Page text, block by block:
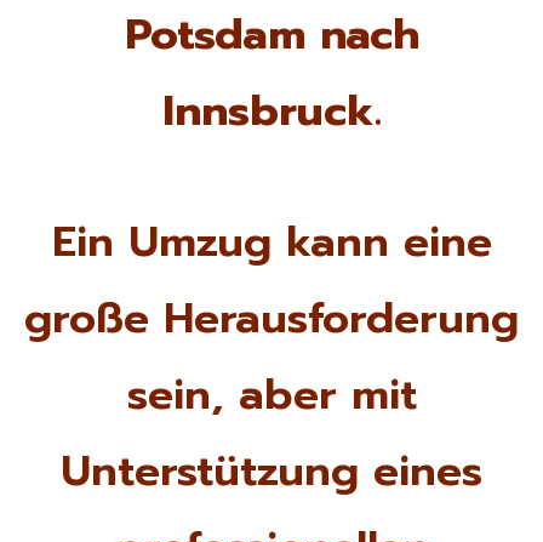
Potsdam nach
Innsbruck.
Ein Umzug kann eine
große Herausforderung
sein, aber mit
Unterstützung eines